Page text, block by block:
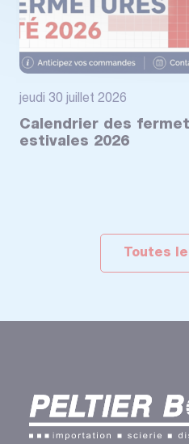
jeudi 30 juillet 2026
Calendrier des
estivales 2026
Toutes